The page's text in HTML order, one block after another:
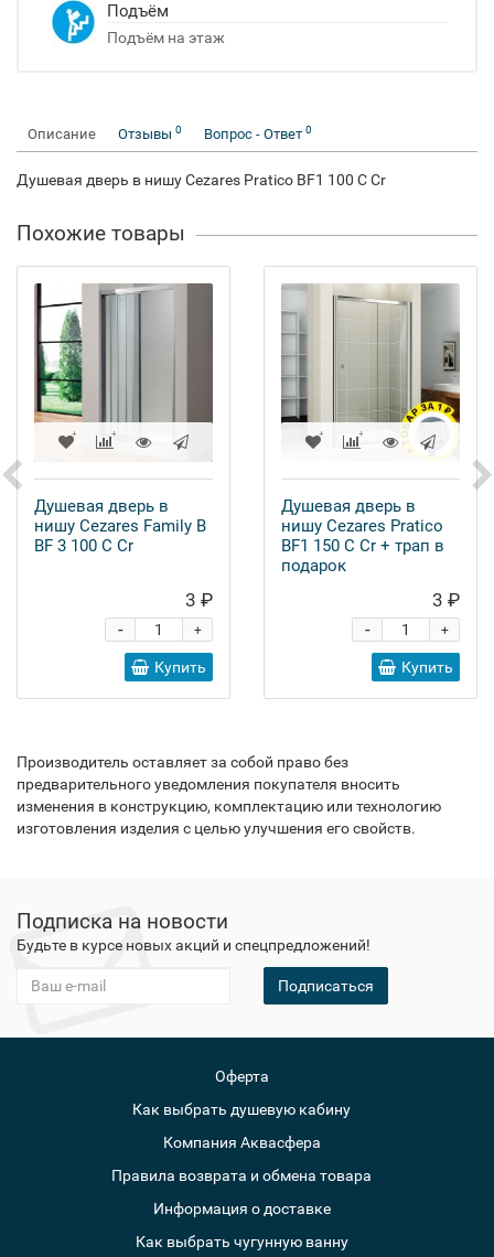
Подъём
Подъём на этаж
Описание Отзывы 0 Вопрос - Ответ 0
Душевая дверь в нишу Cezares Pratico BF1 100 C Cr
Похожие товары
Душевая дверь в
нишу Cezares Family B
BF 3 100 C Cr
3 ₽
+
-
Купить
Душевая дверь в
нишу Cezares Pratico
BF1 150 C Cr + трап в
подарок
3 ₽
+
-
Купить
Производитель оставляет за собой право без
предварительного уведомления покупателя вносить
изменения в конструкцию, комплектацию или технологию
изготовления изделия с целью улучшения его свойств.
Подписка на новости
Будьте в курсе новых акций и спецпредложений!
Подписаться
Оферта
Как выбрать душевую кабину
Компания Аквасфера
Правила возврата и обмена товара
Информация о доставке
Как выбрать чугунную ванну